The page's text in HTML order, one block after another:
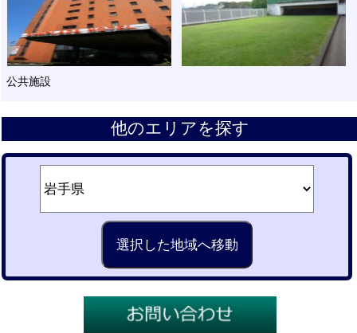
公共施設
他のエリアを探す